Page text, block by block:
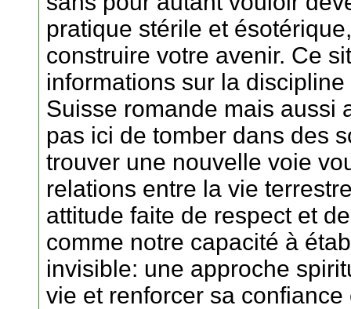
pratique stérile et
construire votre avenir. Ce
informations sur la
Suisse romande mais aussi
pas ici de tomber dans des
trouver une nouvelle voie
relations entre la vie
attitude faite de respect et
comme notre capacité à
invisible: une approche
vie et renforcer sa confiance